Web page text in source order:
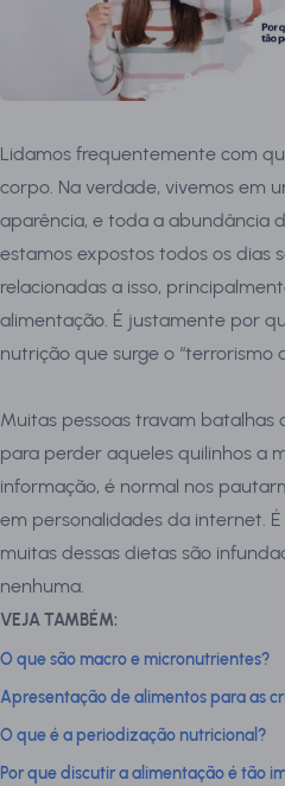
Lidamos frequentemente com
corpo. Na verdade, vivemos em
aparência, e toda a abundância
estamos expostos todos os dias
relacionadas a isso,
alimentação. É justamente por
nutrição que surge o “terrorismo
Muitas pessoas travam batalhas
para perder aqueles quilinhos a
informação, é normal nos
em personalidades da internet.
muitas dessas dietas são
nenhuma.
VEJA TAMBÉM:
O que são macro e micronutrientes?
Apresentação de alimentos para as
O que é a periodização nutricional?
Por que discutir a alimentação é tão